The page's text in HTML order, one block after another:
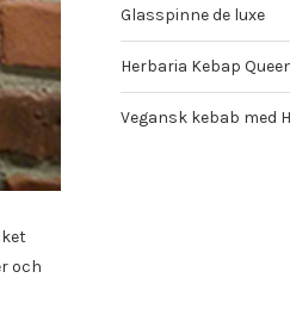
och
Glasspinne de luxe
Herbaria Kebap
Vegansk kebab med